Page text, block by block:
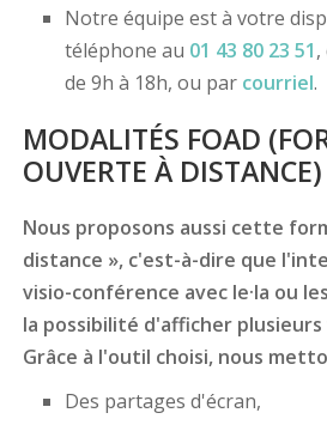
Notre équipe est à votre
téléphone au 01 43 80 23 51
de 9h à 18h, ou par courriel.
MODALITÉS FOAD
OUVERTE À DISTANCE)
Nous proposons aussi cette
distance », c'est-à-dire que
visio-conférence avec le·la ou
la possibilité d'afficher plusieurs
Grâce à l'outil choisi, nous
Des partages d'écran,